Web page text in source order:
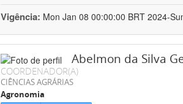
Vigência: Mon Jan 08 00:00:00 BRT 2024-
Abelmon da Silva
COORDENADOR(A)
CIÊNCIAS AGRÁRIAS
Agronomia